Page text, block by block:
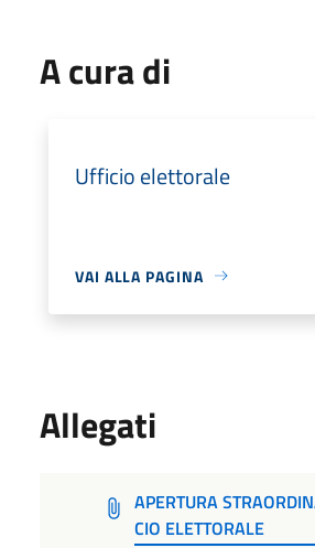
A cura di
Ufficio elettorale
VAI ALLA PAGINA
Allegati
APERTURA
CIO ELETTORALE